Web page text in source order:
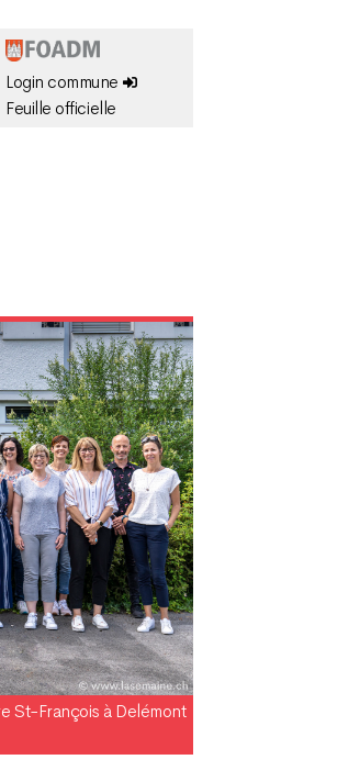
Login commune
Feuille officielle
St-François à Delémont